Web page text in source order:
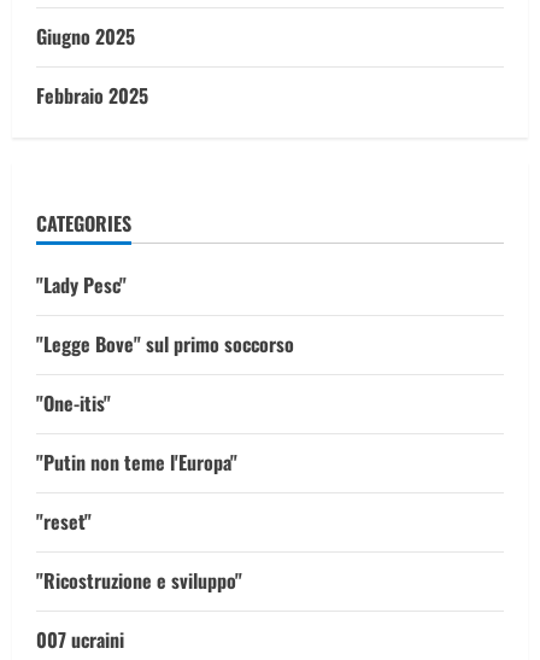
Giugno 2025
Febbraio 2025
CATEGORIES
"Lady Pesc"
"Legge Bove" sul primo soccorso
"One-itis"
"Putin non teme l'Europa"
"reset"
"Ricostruzione e sviluppo"
007 ucraini